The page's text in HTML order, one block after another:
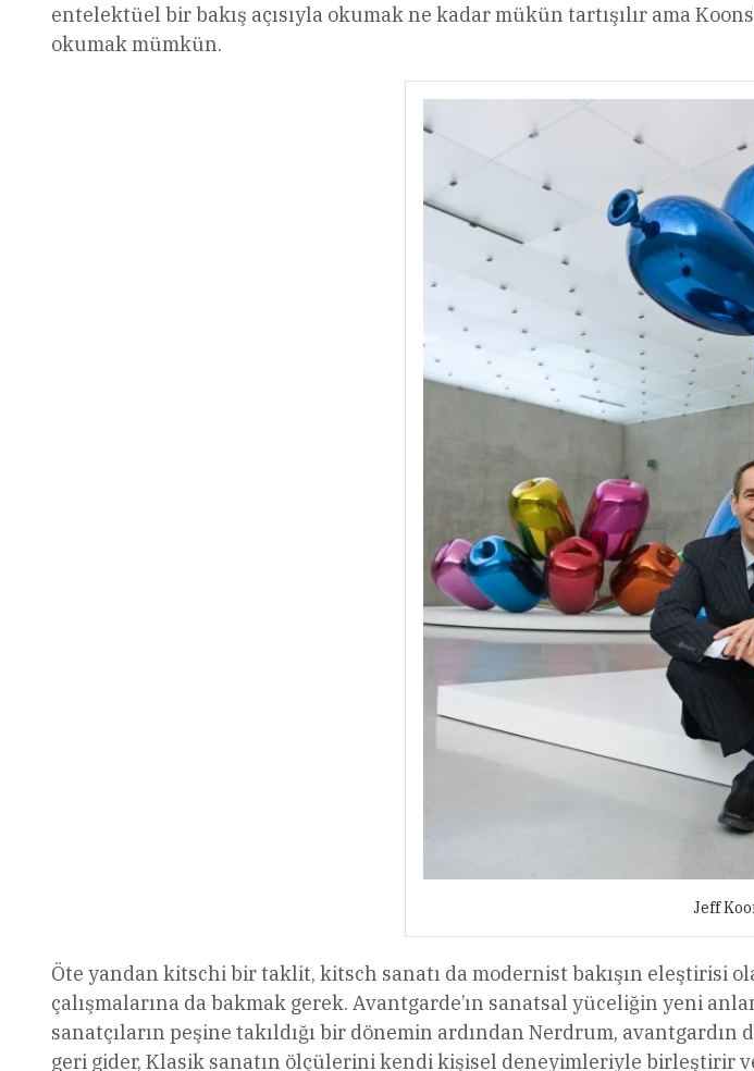
entelektüel bir bakış açısıyla okumak ne kadar mükün tartışılır ama
okumak mümkün.
Jeff
Öte yandan kitschi bir taklit, kitsch sanatı da modernist bakışın eleştirisi
çalışmalarına da bakmak gerek. Avantgarde’ın sanatsal yüceliğin yeni
sanatçıların peşine takıldığı bir dönemin ardından Nerdrum, avantgardın
geri gider, Klasik sanatın ölçülerini kendi kişisel deneyimleriyle birleştirir